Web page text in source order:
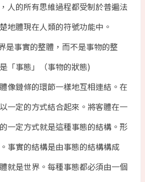
人的所有思維過程都受制於普遍法
地體現在人類的符號功能中。
是事實的整體，而不是事物的整
「事態」（事物的狀態)
像鏈條的環節一樣地互相連結。在
一定的方式結合起來。將客體在一
一定方式就是這種事態的結構。形
事實的結構是由事態的結構構成
就是世界。每種事態都必須由一個